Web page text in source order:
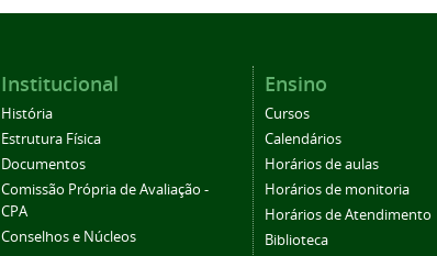
Institucional
História
Estrutura Física
Documentos
Comissão Própria de Avaliação -
CPA
Conselhos e Núcleos
Ensino
Cursos
Calendários
Horários de aulas
Horários de monitoria
Horários de Atendimento
Biblioteca